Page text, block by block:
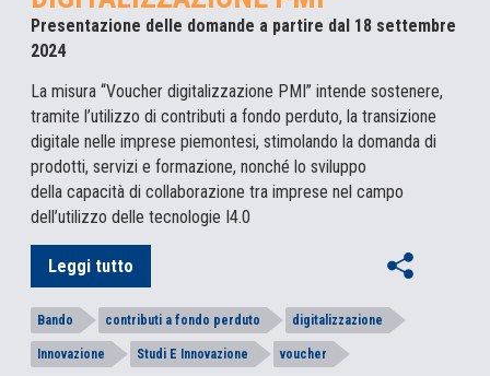
Presentazione delle domande a partire dal 18 settembre
2024
La misura “Voucher digitalizzazione PMI” intende sostenere,
tramite l’utilizzo di contributi a fondo perduto, la transizione
digitale nelle imprese piemontesi, stimolando la domanda di
prodotti, servizi e formazione, nonché lo sviluppo
della capacità di collaborazione tra imprese nel campo
dell’utilizzo delle tecnologie I4.0
Leggi tutto
Bando contributi a fondo perduto digitalizzazione
Innovazione Studi E Innovazione voucher